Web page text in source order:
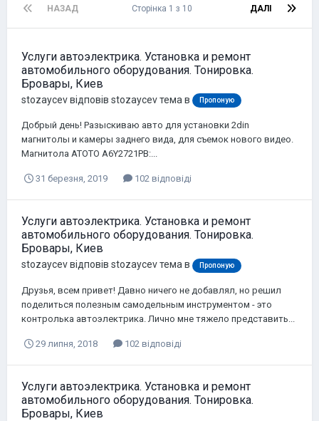
НАЗАД ДАЛІ
Сторінка 1 з 10
Услуги автоэлектрика. Установка и ремонт
автомобильного оборудования. Тонировка.
Бровары, Киев
stozaycevвідповів stozaycevтема в Пропоную
Добрый день! Разыскиваю авто для установки 2din
магнитолы и камеры заднего вида, для съемок нового видео.
Магнитола ATOTO A6Y2721PB:...
31 березня, 2019 102 відповіді
Услуги автоэлектрика. Установка и ремонт
автомобильного оборудования. Тонировка.
Бровары, Киев
stozaycevвідповів stozaycevтема в Пропоную
Друзья, всем привет! Давно ничего не добавлял, но решил
поделиться полезным самодельным инструментом - это
контролька автоэлектрика. Лично мне тяжело представить...
29 липня, 2018 102 відповіді
Услуги автоэлектрика. Установка и ремонт
автомобильного оборудования. Тонировка.
Бровары, Киев